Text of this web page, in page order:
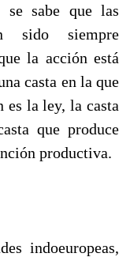
se sabe que las
sido siempre
la acción está
casta en la que
la ley, la casta
que produce
productiva.
indoeuropeas,